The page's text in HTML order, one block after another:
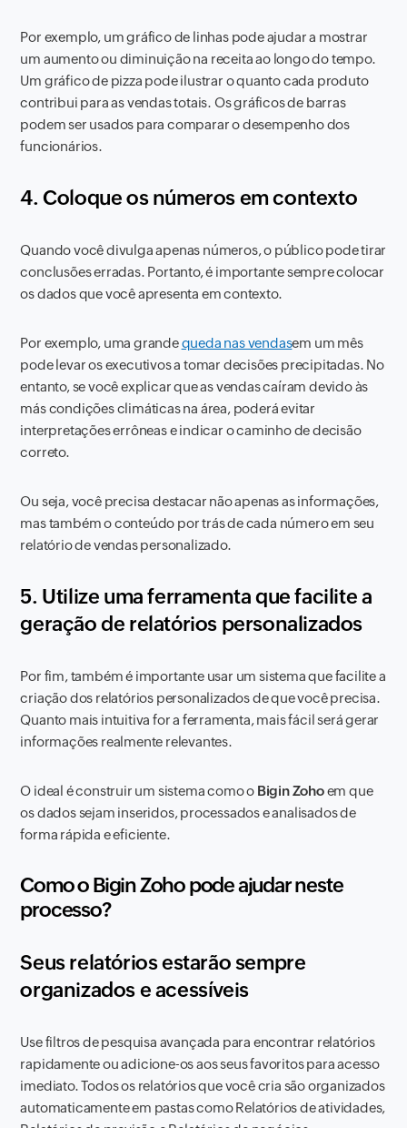
Por exemplo, um gráfico de linhas pode ajudar a mostrar
um aumento ou diminuição na receita ao longo do tempo.
Um gráfico de pizza pode ilustrar o quanto cada produto
contribui para as vendas totais. Os gráficos de barras
podem ser usados ​​para comparar o desempenho dos
funcionários.
4. Coloque os números em contexto
Quando você divulga apenas números, o público pode tirar
conclusões erradas. Portanto, é importante sempre colocar
os dados que você apresenta em contexto.
Por exemplo, uma grandequeda nas vendasem um mês
pode levar os executivos a tomar decisões precipitadas. No
entanto, se você explicar que as vendas caíram devido às
más condições climáticas na área, poderá evitar
interpretações errôneas e indicar o caminho de decisão
correto.
Ou seja, você precisa destacar não apenas as informações,
mas também o conteúdo por trás de cada número em seu
relatório de vendas personalizado.
5. Utilize uma ferramenta que facilite a
geração de relatórios personalizados
Por fim, também é importante usar um sistema que facilite a
criação dos relatórios personalizados de que você precisa.
Quanto mais intuitiva for a ferramenta, mais fácil será gerar
informações realmente relevantes.
O ideal é construir um sistema como o Bigin Zohoem que
os dados sejam inseridos, processados ​​e analisados ​​de
forma rápida e eficiente.
Como o Bigin Zoho pode ajudar neste
processo?
Seus relatórios estarão sempre
organizados e acessíveis
Use filtros de pesquisa avançada para encontrar relatórios
rapidamente ou adicione-os aos seus favoritos para acesso
imediato. Todos os relatórios que você cria são organizados
automaticamente em pastas como Relatórios de atividades,